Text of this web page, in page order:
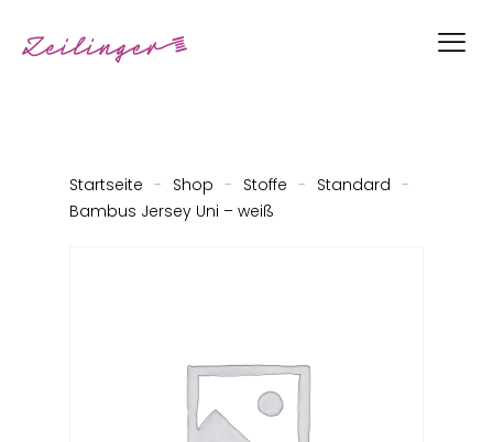
Startseite - Shop - Stoffe - Standard -
Bambus Jersey Uni – weiß